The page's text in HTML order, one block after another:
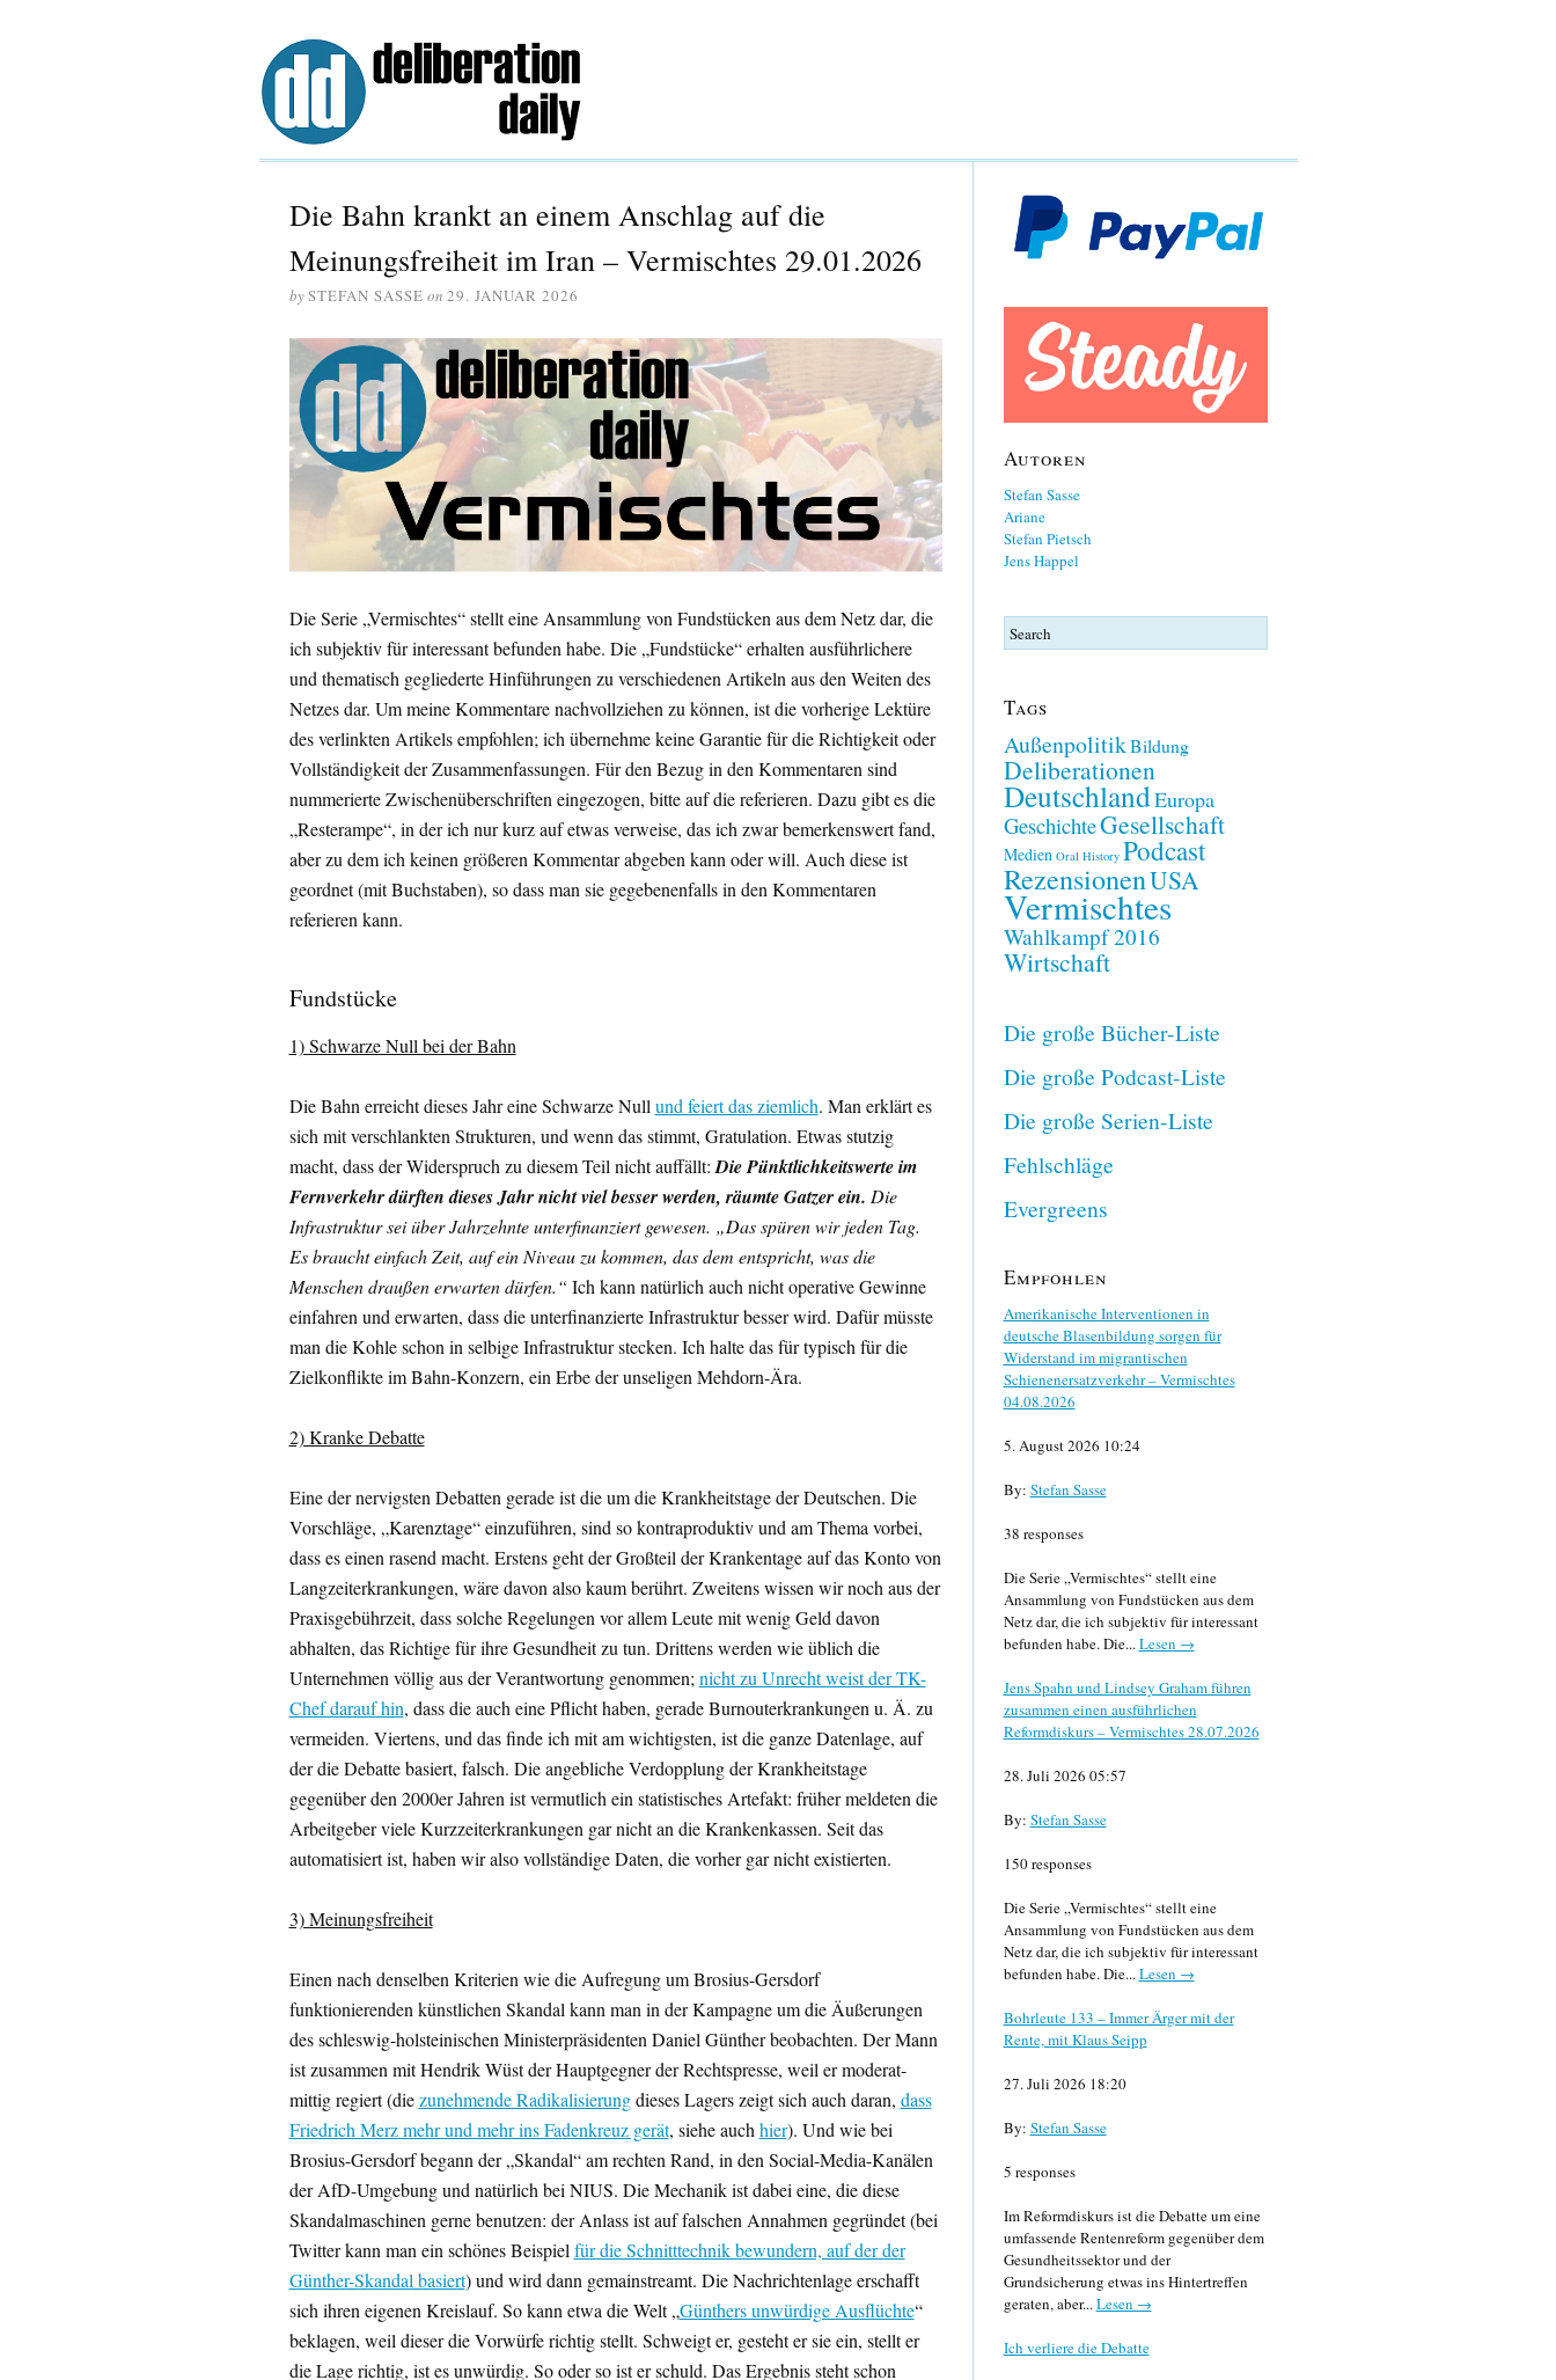
Die Bahn krankt an einem Anschlag auf die
Meinungsfreiheit im Iran – Vermischtes 29.01.2026
bySTEFAN SASSE on 29. JANUAR 2026
Die Serie „Vermischtes“ stellt eine Ansammlung von Fundstücken aus dem Netz dar, die
ich subjektiv für interessant befunden habe. Die „Fundstücke“ erhalten ausführlichere
und thematisch gegliederte Hinführungen zu verschiedenen Artikeln aus den Weiten des
Netzes dar. Um meine Kommentare nachvollziehen zu können, ist die vorherige Lektüre
des verlinkten Artikels empfohlen; ich übernehme keine Garantie für die Richtigkeit oder
Vollständigkeit der Zusammenfassungen. Für den Bezug in den Kommentaren sind
nummerierte Zwischenüberschriften eingezogen, bitte auf die referieren. Dazu gibt es die
„Resterampe“, in der ich nur kurz auf etwas verweise, das ich zwar bemerkenswert fand,
aber zu dem ich keinen größeren Kommentar abgeben kann oder will. Auch diese ist
geordnet (mit Buchstaben), so dass man sie gegebenenfalls in den Kommentaren
referieren kann.
Fundstücke
1) Schwarze Null bei der Bahn
Die Bahn erreicht dieses Jahr eine Schwarze Nullund feiert das ziemlich. Man erklärt es
sich mit verschlankten Strukturen, und wenn das stimmt, Gratulation. Etwas stutzig
macht, dass der Widerspruch zu diesem Teil nicht auffällt:Die Pünktlichkeitswerte im
Fernverkehr dürften dieses Jahr nicht viel besser werden, räumte Gatzer ein. Die
Infrastruktur sei über Jahrzehnte unterfinanziert gewesen. „Das spüren wir jeden Tag.
Es braucht einfach Zeit, auf ein Niveau zu kommen, das dem entspricht, was die
Menschen draußen erwarten dürfen.“ Ich kann natürlich auch nicht operative Gewinne
einfahren und erwarten, dass die unterfinanzierte Infrastruktur besser wird. Dafür müsste
man die Kohle schon in selbige Infrastruktur stecken. Ich halte das für typisch für die
Zielkonflikte im Bahn-Konzern, ein Erbe der unseligen Mehdorn-Ära.
2) Kranke Debatte
Eine der nervigsten Debatten gerade ist die um die Krankheitstage der Deutschen. Die
Vorschläge, „Karenztage“ einzuführen, sind so kontraproduktiv und am Thema vorbei,
dass es einen rasend macht. Erstens geht der Großteil der Krankentage auf das Konto von
Langzeiterkrankungen, wäre davon also kaum berührt. Zweitens wissen wir noch aus der
Praxisgebührzeit, dass solche Regelungen vor allem Leute mit wenig Geld davon
abhalten, das Richtige für ihre Gesundheit zu tun. Drittens werden wie üblich die
Unternehmen völlig aus der Verantwortung genommen;nicht zu Unrecht weist der TK-
Chef darauf hin, dass die auch eine Pflicht haben, gerade Burnouterkrankungen u. Ä. zu
vermeiden. Viertens, und das finde ich mit am wichtigsten, ist die ganze Datenlage, auf
der die Debatte basiert, falsch. Die angebliche Verdopplung der Krankheitstage
gegenüber den 2000er Jahren ist vermutlich ein statistisches Artefakt: früher meldeten die
Arbeitgeber viele Kurzzeiterkrankungen gar nicht an die Krankenkassen. Seit das
automatisiert ist, haben wir also vollständige Daten, die vorher gar nicht existierten.
3) Meinungsfreiheit
Einen nach denselben Kriterien wie die Aufregung um Brosius-Gersdorf
funktionierenden künstlichen Skandal kann man in der Kampagne um die Äußerungen
des schleswig-holsteinischen Ministerpräsidenten Daniel Günther beobachten. Der Mann
ist zusammen mit Hendrik Wüst der Hauptgegner der Rechtspresse, weil er moderat-
mittig regiert (diezunehmende Radikalisierungdieses Lagers zeigt sich auch daran, dass
Friedrich Merz mehr und mehr ins Fadenkreuz gerät, siehe auchhier). Und wie bei
Brosius-Gersdorf begann der „Skandal“ am rechten Rand, in den Social-Media-Kanälen
der AfD-Umgebung und natürlich bei NIUS. Die Mechanik ist dabei eine, die diese
Skandalmaschinen gerne benutzen: der Anlass ist auf falschen Annahmen gegründet (bei
Twitter kann man ein schönes Beispielfür die Schnitttechnik bewundern, auf der der
Günther-Skandal basiert) und wird dann gemainstreamt. Die Nachrichtenlage erschafft
sich ihren eigenen Kreislauf. So kann etwa die Welt „Günthers unwürdige Ausflüchte“
beklagen, weil dieser die Vorwürfe richtig stellt. Schweigt er, gesteht er sie ein, stellt er
die Lage richtig, ist es unwürdig. So oder so ist er schuld. Das Ergebnis steht schon
Autoren
Stefan Sasse
Ariane
Stefan Pietsch
Jens Happel
Tags
AußenpolitikBildung
Deliberationen
DeutschlandEuropa
GeschichteGesellschaft
Medien Oral History Podcast
RezensionenUSA
Vermischtes
Wahlkampf 2016
Wirtschaft
Die große Bücher-Liste
Die große Podcast-Liste
Die große Serien-Liste
Fehlschläge
Evergreens
Empfohlen
Amerikanische Interventionen in
deutsche Blasenbildung sorgen für
Widerstand im migrantischen
Schienenersatzverkehr – Vermischtes
04.08.2026
5. August 2026 10:24
By: Stefan Sasse
38 responses
Die Serie „Vermischtes“ stellt eine
Ansammlung von Fundstücken aus dem
Netz dar, die ich subjektiv für interessant
befunden habe. Die...Lesen →
Jens Spahn und Lindsey Graham führen
zusammen einen ausführlichen
Reformdiskurs – Vermischtes 28.07.2026
28. Juli 2026 05:57
By: Stefan Sasse
150 responses
Die Serie „Vermischtes“ stellt eine
Ansammlung von Fundstücken aus dem
Netz dar, die ich subjektiv für interessant
befunden habe. Die...Lesen →
Bohrleute 133 – Immer Ärger mit der
Rente, mit Klaus Seipp
27. Juli 2026 18:20
By: Stefan Sasse
5 responses
Im Reformdiskurs ist die Debatte um eine
umfassende Rentenreform gegenüber dem
Gesundheitssektor und der
Grundsicherung etwas ins Hintertreffen
geraten, aber...Lesen →
Ich verliere die Debatte